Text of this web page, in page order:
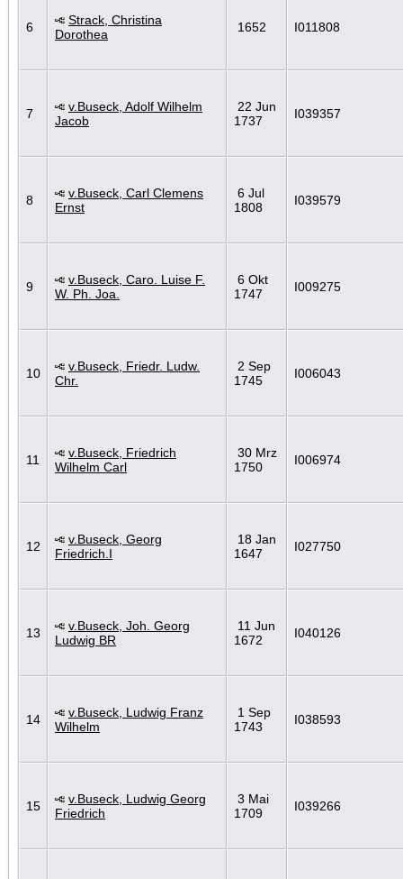
6
Strack, Christina
Dorothea
1652 I011808
7
v.Buseck, Adolf Wilhelm
Jacob
22 Jun
1737
I039357
8
v.Buseck, Carl Clemens
Ernst
6 Jul
1808
I039579
9
v.Buseck, Caro. Luise F.
W. Ph. Joa.
6 Okt
1747
I009275
10
v.Buseck, Friedr. Ludw.
Chr.
2 Sep
1745
I006043
11
v.Buseck, Friedrich
Wilhelm Carl
30 Mrz
1750
I006974
12
v.Buseck, Georg
Friedrich.I
18 Jan
1647
I027750
13
v.Buseck, Joh. Georg
Ludwig BR
11 Jun
1672
I040126
14
v.Buseck, Ludwig Franz
Wilhelm
1 Sep
1743
I038593
15
v.Buseck, Ludwig Georg
Friedrich
3 Mai
1709
I039266